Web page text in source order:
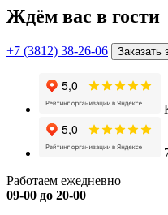
Ждём вас в гости
+7 (3812) 38-26-06 Заказать
Работаем ежедневно
09-00 до 20-00